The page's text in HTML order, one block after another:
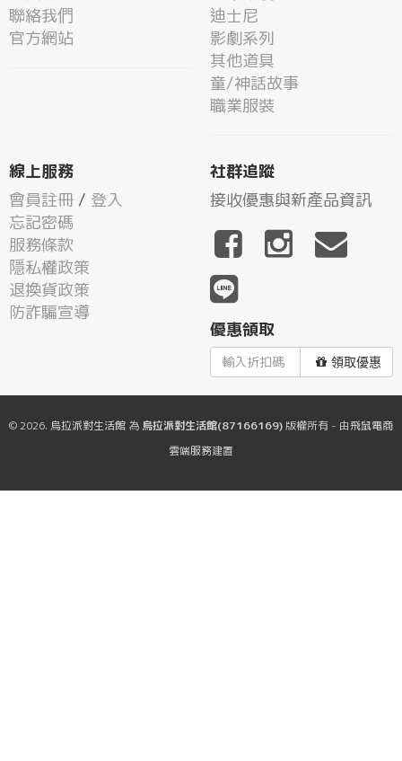
聯絡我們
官方網站
迪士尼
影劇系列
其他道具
童/神話故事
職業服裝
線上服務
會員註冊 / 登入
忘記密碼
服務條款
隱私權政策
退換貨政策
防詐騙宣導
社群追蹤
接收優惠與新產品資訊
優惠領取
領取優惠
© 2026. 烏拉派對生活館 為 烏拉派對生活館(87166169)版權所有 - 由飛鼠電商
雲端服務建置